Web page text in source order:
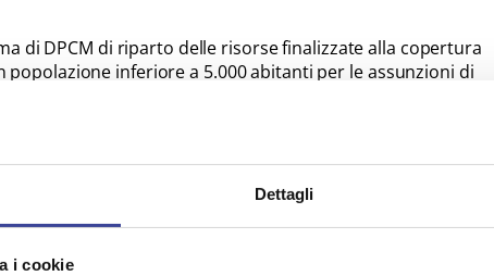
Dettagli
i cookie
di DPCM di riparto delle risorse finalizzate alla copertura
popolazione inferiore a 5.000 abitanti per le assunzioni di
a tempo determinato di personale destinato
il contributo per assunzioni di personale di categoria
sono riportati i 760 Comuni che riceveranno il
a tempo determinato di 1026 unità di
al 2026.